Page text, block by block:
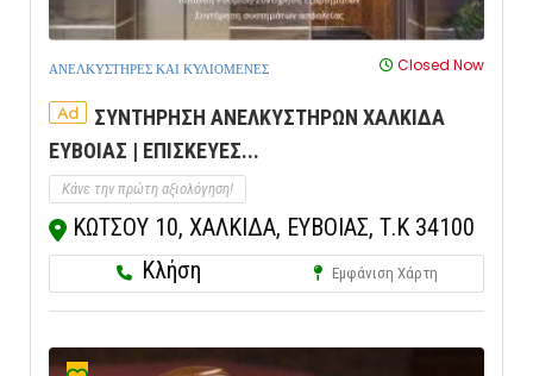
ΑΝΕΛΚΥΣΤΗΡΕΣ ΚΑΙ ΚΥΛΙΟΜΕΝΕΣ Closed Now
Ad
ΣΥΝΤΗΡΗΣΗ ΑΝΕΛΚΥΣΤΗΡΩΝ ΧΑΛΚΙΔΑ
ΕΥΒΟΙΑΣ | ΕΠΙΣΚΕΥΕΣ...
Κάνε την πρώτη αξιολόγηση!
ΚΩΤΣΟΥ 10, ΧΑΛΚΙΔΑ, ΕΥΒΟΙΑΣ, Τ.Κ 34100
Κλήση
Εμφάνιση Χάρτη